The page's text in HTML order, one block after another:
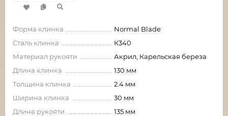
Форма клинка
Normal Blade
Сталь клинка
К340
Материал рукояти
Акрил, Карельская береза
Длина клинка
130 мм
Толщина клинка
2.4 мм
Ширина клинка
30 мм
Длина рукояти
135 мм